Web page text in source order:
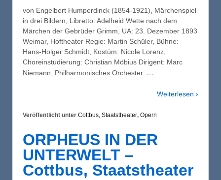
von Engelbert Humperdinck (1854-1921), Märchenspiel
in drei Bildern, Libretto: Adelheid Wette nach dem
Märchen der Gebrüder Grimm, UA: 23. Dezember 1893
Weimar, Hoftheater Regie: Martin Schüler, Bühne:
Hans-Holger Schmidt, Kostüm: Nicole Lorenz,
Choreinstudierung: Christian Möbius Dirigent: Marc
Niemann, Philharmonisches Orchester …
Weiterlesen ›
Veröffentlicht unter Cottbus, Staatstheater, Opern
ORPHEUS IN DER
UNTERWELT –
Cottbus, Staatstheater